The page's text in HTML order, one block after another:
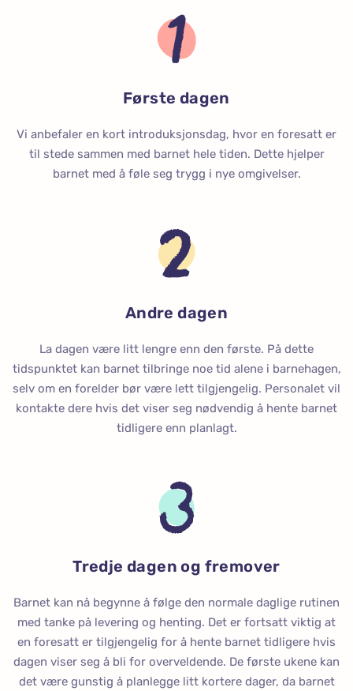
Første dagen
Vi anbefaler en kort introduksjonsdag, hvor en foresatt er
til stede sammen med barnet hele tiden. Dette hjelper
barnet med å føle seg trygg i nye omgivelser.
Andre dagen
La dagen være litt lengre enn den første. På dette
tidspunktet kan barnet tilbringe noe tid alene i barnehagen,
selv om en forelder bør være lett tilgjengelig. Personalet vil
kontakte dere hvis det viser seg nødvendig å hente barnet
tidligere enn planlagt.
Tredje dagen og fremover
Barnet kan nå begynne å følge den normale daglige rutinen
med tanke på levering og henting. Det er fortsatt viktig at
en foresatt er tilgjengelig for å hente barnet tidligere hvis
dagen viser seg å bli for overveldende. De første ukene kan
det være gunstig å planlegge litt kortere dager, da barnet